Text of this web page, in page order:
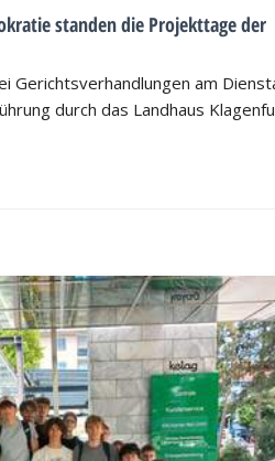
standen die Projekttage der
Gerichtsverhandlungen am
durch das Landhaus